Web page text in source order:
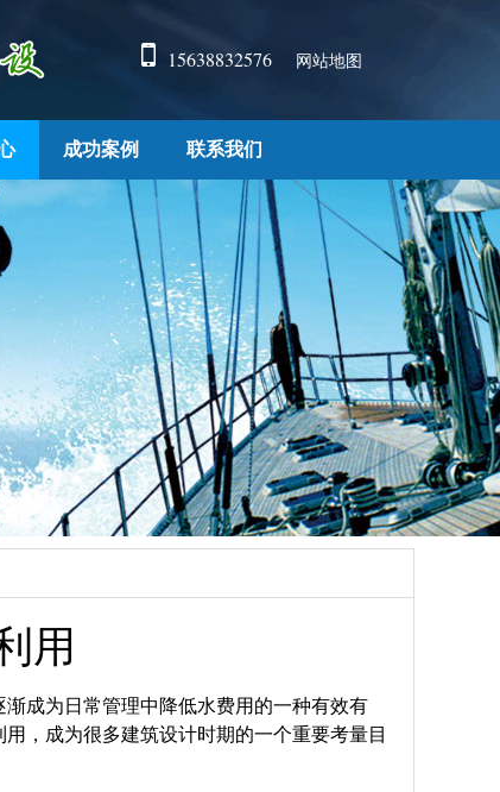
15638832576 网站地图
成功案例 联系我们
用
成为日常管理中降低水费用的一种有效有
，成为很多建筑设计时期的一个重要考量目